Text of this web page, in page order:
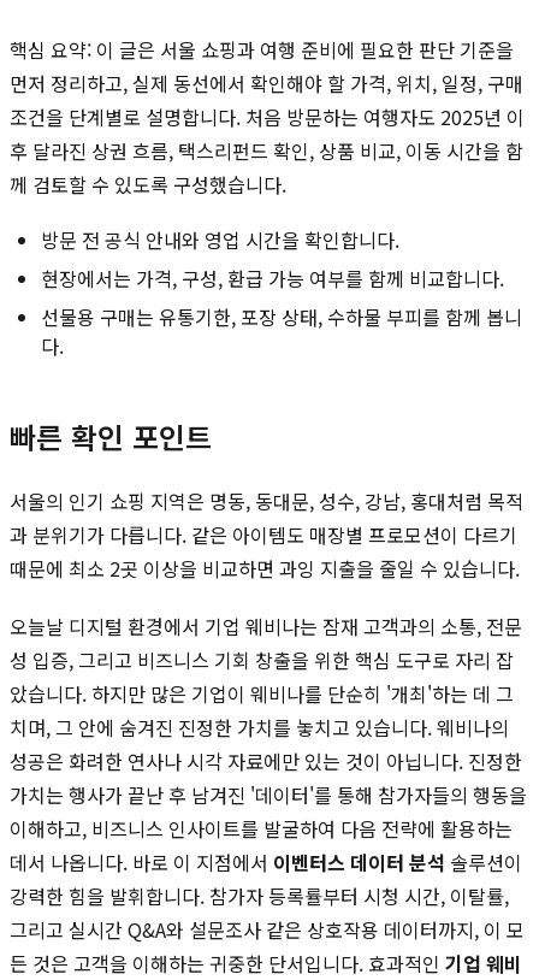
핵심 요약: 이 글은 서울 쇼핑과 여행 준비에 필요한 판단 기준을
먼저 정리하고, 실제 동선에서 확인해야 할 가격, 위치, 일정, 구매
조건을 단계별로 설명합니다. 처음 방문하는 여행자도 2025년 이
후 달라진 상권 흐름, 택스리펀드 확인, 상품 비교, 이동 시간을 함
께 검토할 수 있도록 구성했습니다.
방문 전 공식 안내와 영업 시간을 확인합니다.
현장에서는 가격, 구성, 환급 가능 여부를 함께 비교합니다.
선물용 구매는 유통기한, 포장 상태, 수하물 부피를 함께 봅니
다.
빠른 확인 포인트
서울의 인기 쇼핑 지역은 명동, 동대문, 성수, 강남, 홍대처럼 목적
과 분위기가 다릅니다. 같은 아이템도 매장별 프로모션이 다르기
때문에 최소 2곳 이상을 비교하면 과잉 지출을 줄일 수 있습니다.
오늘날 디지털 환경에서 기업 웨비나는 잠재 고객과의 소통, 전문
성 입증, 그리고 비즈니스 기회 창출을 위한 핵심 도구로 자리 잡
았습니다. 하지만 많은 기업이 웨비나를 단순히 '개최'하는 데 그
치며, 그 안에 숨겨진 진정한 가치를 놓치고 있습니다. 웨비나의
성공은 화려한 연사나 시각 자료에만 있는 것이 아닙니다. 진정한
가치는 행사가 끝난 후 남겨진 '데이터'를 통해 참가자들의 행동을
이해하고, 비즈니스 인사이트를 발굴하여 다음 전략에 활용하는
데서 나옵니다. 바로 이 지점에서 이벤터스 데이터 분석 솔루션이
강력한 힘을 발휘합니다. 참가자 등록률부터 시청 시간, 이탈률,
그리고 실시간 Q&A와 설문조사 같은 상호작용 데이터까지, 이 모
든 것은 고객을 이해하는 귀중한 단서입니다. 효과적인 기업 웨비